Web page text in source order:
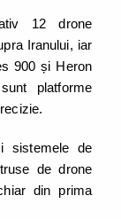
12 drone
Iranului, iar
900 și Heron
platforme
sistemele de
de drone
din prima